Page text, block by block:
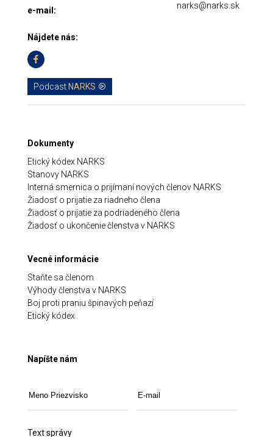
e-mail:
narks@narks.sk
Nájdete nás:
Podcast NARKS
Dokumenty
Etický kódex NARKS
Stanovy NARKS
Interná smernica o prijímaní nových členov NARKS
Žiadosť o prijatie za riadneho člena
Žiadosť o prijatie za podriadeného člena
Žiadosť o ukončenie členstva v NARKS
Vecné informácie
Staňte sa členom
Výhody členstva v NARKS
Boj proti praniu špinavých peňazí
Etický kódex
Napíšte nám
Text správy